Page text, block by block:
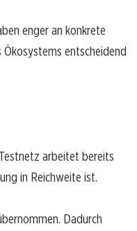
enger an konkrete
entscheidend
arbeitet bereits
in Reichweite ist.
Dadurch